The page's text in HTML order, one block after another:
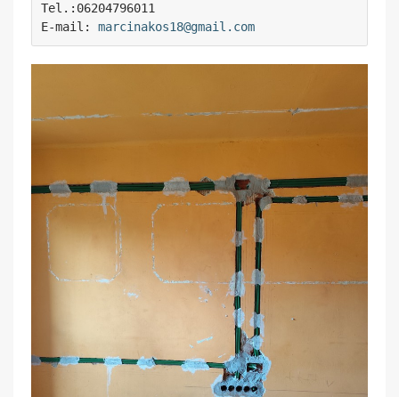
Tel.:06204796011
E-mail: marcinakos18@gmail.com